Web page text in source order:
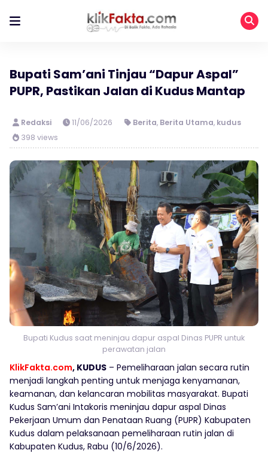
Bupati Sam’ani Tinjau “Dapur Aspal”
PUPR, Pastikan Jalan di Kudus Mantap
Redaksi 11/06/2026 Berita, Berita Utama, kudus
398 views
Bupati Kudus saat meninjau dapur aspal Dinas PUPR untuk
perawatan jalan
KlikFakta.com, KUDUS – Pemeliharaan jalan secara rutin
menjadi langkah penting untuk menjaga kenyamanan,
keamanan, dan kelancaran mobilitas masyarakat. Bupati
Kudus Sam’ani Intakoris meninjau dapur aspal Dinas
Pekerjaan Umum dan Penataan Ruang (PUPR) Kabupaten
Kudus dalam pelaksanaan pemeliharaan rutin jalan di
Kabupaten Kudus, Rabu (10/6/2026).